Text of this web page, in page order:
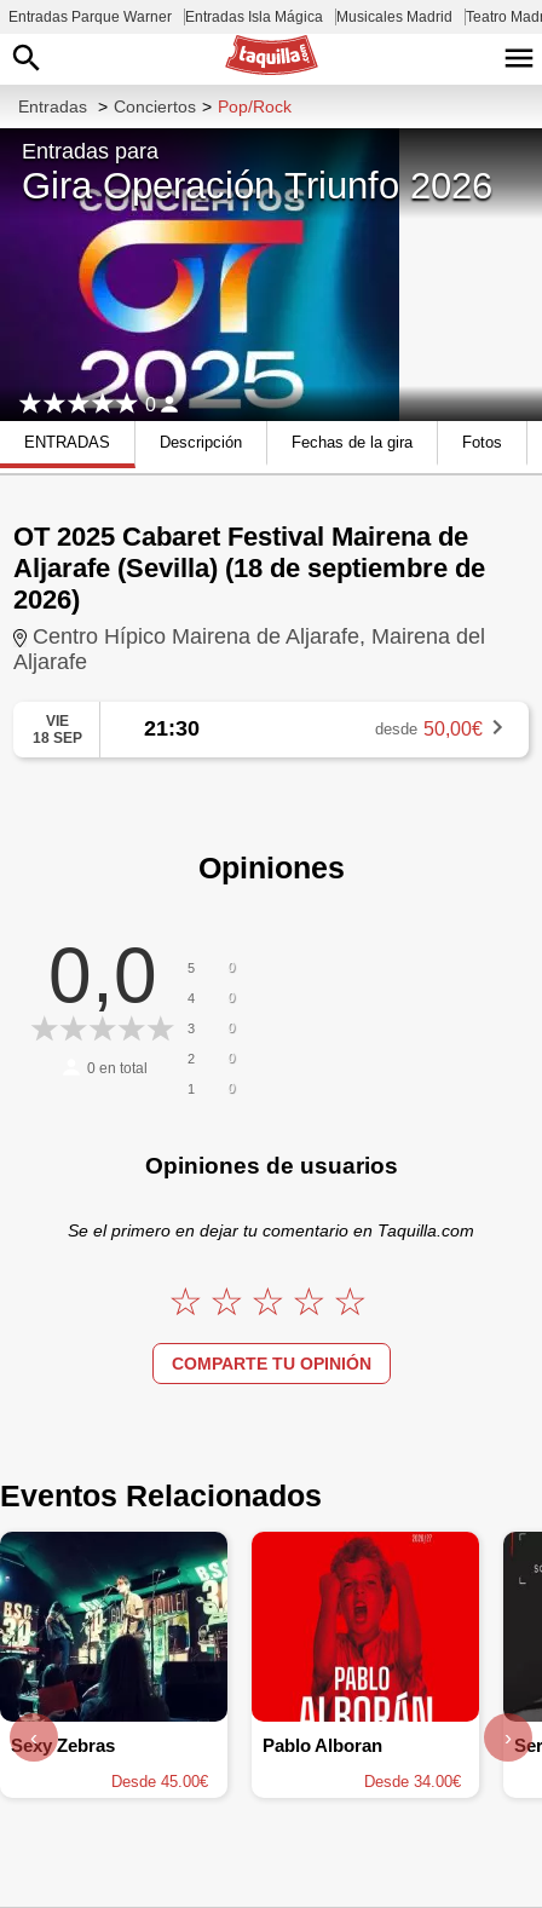
Entradas Parque Warner Entradas Isla Mágica Musicales Madrid Teatro
Entradas > Conciertos > Pop/Rock
Entradas para
Gira Operación Triunfo 2026
0
ENTRADAS Descripción Fechas de la gira Fotos
OT 2025 Cabaret Festival Mairena de
Aljarafe (Sevilla) (18 de septiembre de
2026)
Centro Hípico Mairena de Aljarafe, Mairena del
Aljarafe
VIE
18 SEP
21:30 desde 50,00€
Opiniones
0,0
0en total
5 0
4 0
3 0
2 0
1 0
Opiniones de usuarios
Se el primero en dejar tu comentario en Taquilla.com
COMPARTE TU OPINIÓN
Eventos Relacionados
Sexy Zebras
Desde 45.00€
Pablo Alboran
Desde 34.00€
‹ ›